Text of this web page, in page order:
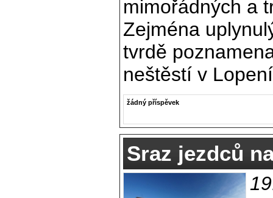
mimořádných a
Zejména
tvrdě
neštěstí v
žádný příspěvek
Sraz jezdců